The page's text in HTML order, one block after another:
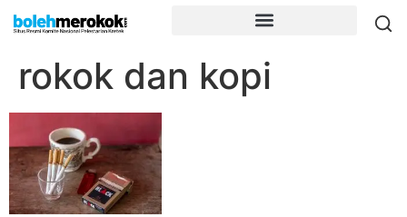
rokok dan kopi